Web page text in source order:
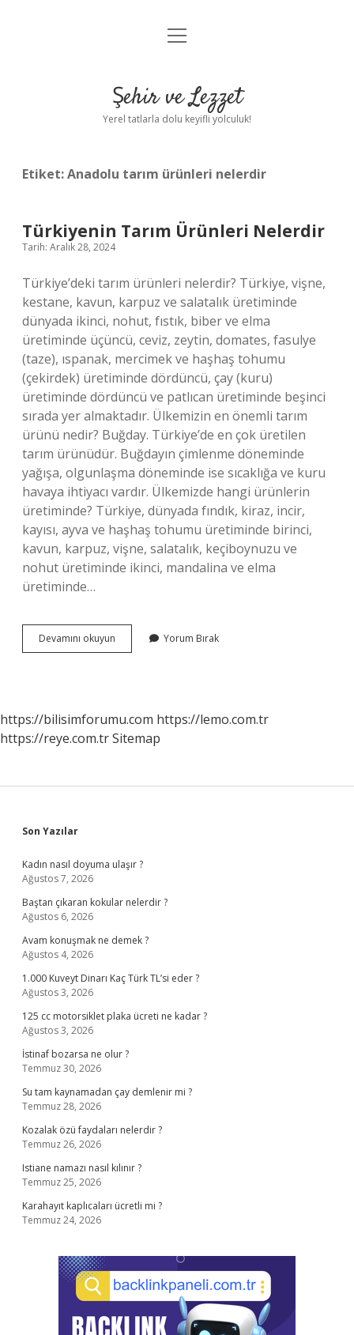
Anasayfa
Yasal Uyarı
menüyü
Şehir ve Lezzet
Yerel tatlarla dolu keyifli yolculuk!
Etiket:Anadolu tarım ürünleri nelerdir
Türkiyenin Tarım Ürünleri Nelerdir
Tarih: Aralık 28, 2024
Türkiye’deki tarım ürünleri nelerdir? Türkiye, vişne,
kestane, kavun, karpuz ve salatalık üretiminde
dünyada ikinci, nohut, fıstık, biber ve elma
üretiminde üçüncü, ceviz, zeytin, domates, fasulye
(taze), ıspanak, mercimek ve haşhaş tohumu
(çekirdek) üretiminde dördüncü, çay (kuru)
üretiminde dördüncü ve patlıcan üretiminde beşinci
sırada yer almaktadır. Ülkemizin en önemli tarım
ürünü nedir? Buğday. Türkiye’de en çok üretilen
tarım ürünüdür. Buğdayın çimlenme döneminde
yağışa, olgunlaşma döneminde ise sıcaklığa ve kuru
havaya ihtiyacı vardır. Ülkemizde hangi ürünlerin
üretiminde? Türkiye, dünyada fındık, kiraz, incir,
kayısı, ayva ve haşhaş tohumu üretiminde birinci,
kavun, karpuz, vişne, salatalık, keçiboynuzu ve
nohut üretiminde ikinci, mandalina ve elma
üretiminde…
Devamını okuyun Türkiyenin
Tarım
Yorum Bırak
https://bilisimforumu.com https://lemo.com.tr
https://reye.com.trSitemap
Sidebar
Son Yazılar
Kadın nasıl doyuma ulaşır ?
Ağustos 7, 2026
Baştan çıkaran kokular nelerdir ?
Ağustos 6, 2026
Avam konuşmak ne demek ?
Ağustos 4, 2026
1.000 Kuveyt Dinarı Kaç Türk TL’si eder ?
Ağustos 3, 2026
125 cc motorsiklet plaka ücreti ne kadar ?
Ağustos 3, 2026
İstinaf bozarsa ne olur ?
Temmuz 30, 2026
Su tam kaynamadan çay demlenir mi ?
Temmuz 28, 2026
Kozalak özü faydaları nelerdir ?
Temmuz 26, 2026
Istiane namazı nasıl kılınır ?
Temmuz 25, 2026
Karahayıt kaplıcaları ücretli mi ?
Temmuz 24, 2026